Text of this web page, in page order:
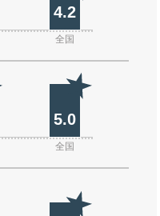
4.2
全国
5.0
全国